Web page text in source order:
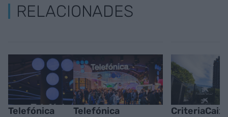
RELACIONADES
Telefónica
Telefónica